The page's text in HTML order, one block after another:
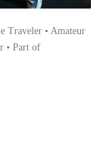
Traveler • Amateur
• Part of